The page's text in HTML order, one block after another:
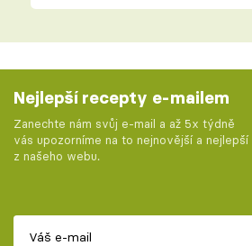
Nejlepší recepty e-mailem
Zanechte nám svůj e-mail a až 5x týdně
vás upozorníme na to nejnovější a nejlepší
z našeho webu.